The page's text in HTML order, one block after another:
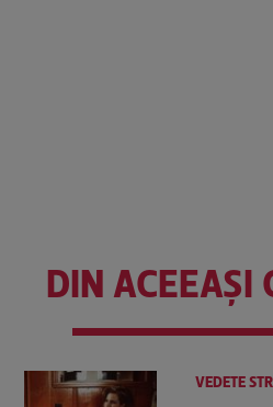
DIN ACEEAȘI
VEDETE